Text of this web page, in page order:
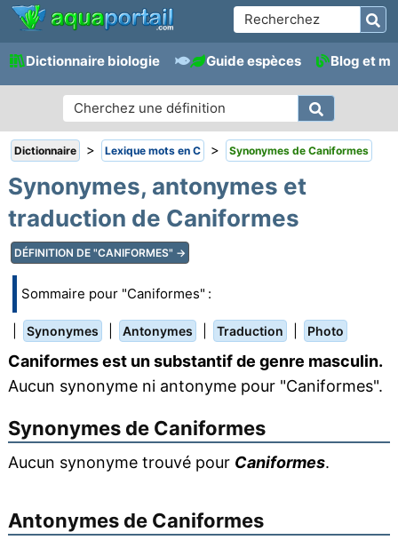
Dictionnaire biologie Guide espèces Blog et
Dictionnaire > Lexique mots en C > Synonymes de Caniformes
Synonymes, antonymes et
traduction de Caniformes
DÉFINITION DE "CANIFORMES" →
Sommaire pour "Caniformes" :
Synonymes Antonymes Traduction Photo
Caniformes est un substantif de genre masculin.
Aucun synonyme ni antonyme pour "Caniformes".
Synonymes de Caniformes
Aucun synonyme trouvé pour Caniformes.
Antonymes de Caniformes